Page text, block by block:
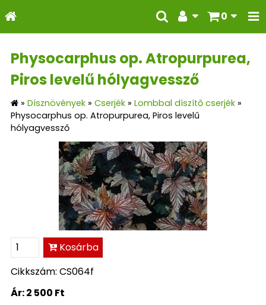
0
Physocarphus op. Atropurpurea,
Piros levelű hólyagvessző
» Dísznövények » Cserjék » Lombbal díszítő cserjék »
Physocarphus op. Atropurpurea, Piros levelű
hólyagvessző
Kosárba
Cikkszám: CS064f
Ár:2 500 Ft